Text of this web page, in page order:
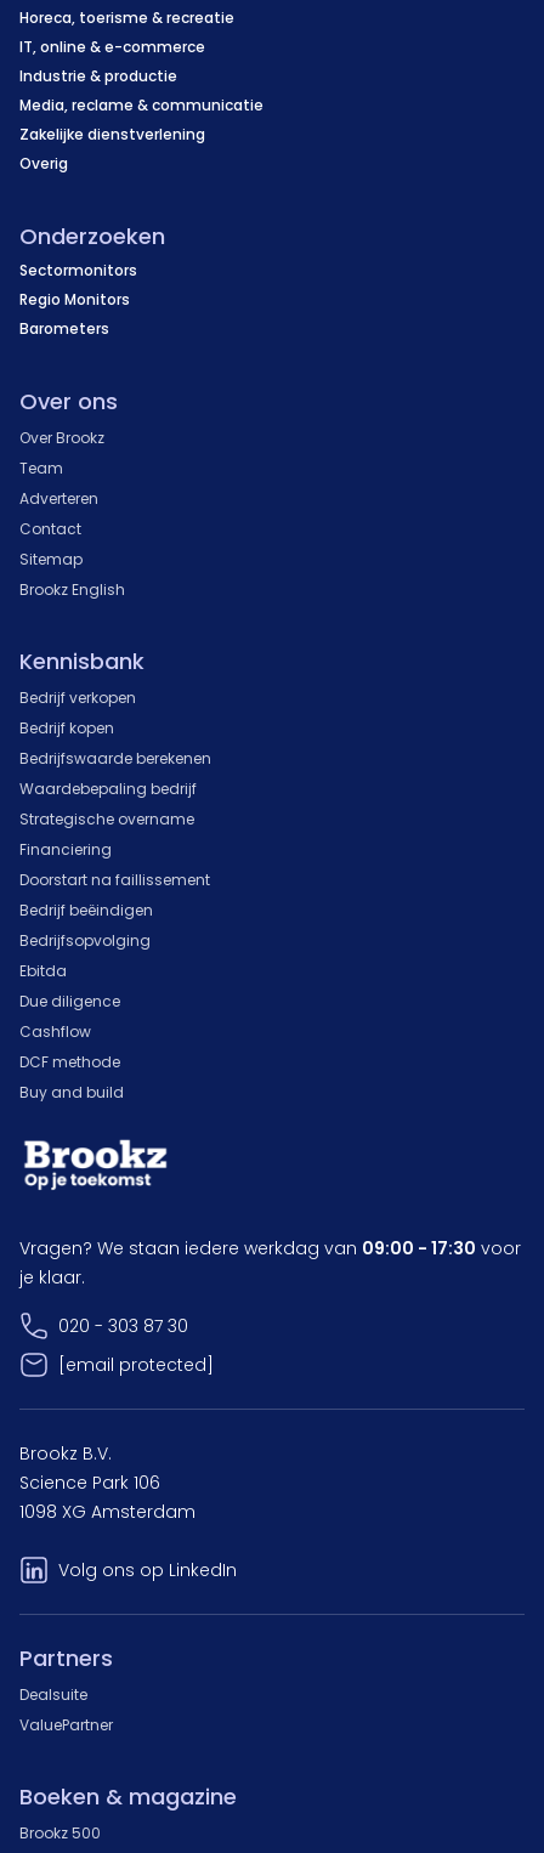
Horeca, toerisme & recreatie
IT, online & e-commerce
Industrie & productie
Media, reclame & communicatie
Zakelijke dienstverlening
Overig
Onderzoeken
Sectormonitors
Regio Monitors
Barometers
Over ons
Over Brookz
Team
Adverteren
Contact
Sitemap
Brookz English
Kennisbank
Bedrijf verkopen
Bedrijf kopen
Bedrijfswaarde berekenen
Waardebepaling bedrijf
Strategische overname
Financiering
Doorstart na faillissement
Bedrijf beëindigen
Bedrijfsopvolging
Ebitda
Due diligence
Cashflow
DCF methode
Buy and build
Vragen? We staan iedere werkdag van 09:00 - 17:30 voor
je klaar.
020 - 303 87 30
[email protected]
Brookz B.V.
Science Park 106
1098 XG Amsterdam
Volg ons op LinkedIn
Partners
Dealsuite
ValuePartner
Boeken & magazine
Brookz 500